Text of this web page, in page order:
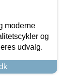
moderne
og
udvalg.